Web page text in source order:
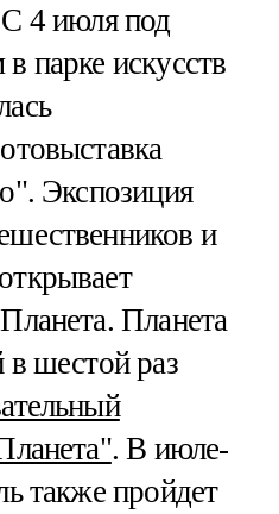
4 июля под
парке искусств
Экспозиция
и
Планета
шестой раз
. В июле-
также пройдет